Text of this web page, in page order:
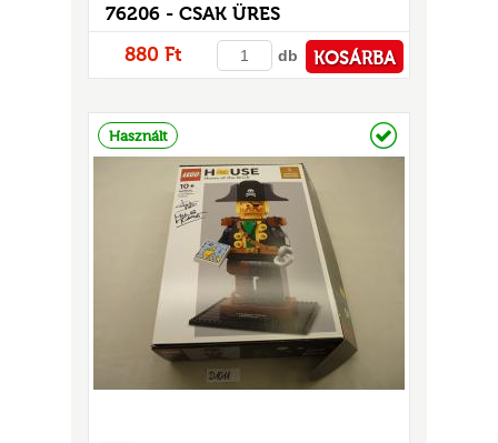
76206 - CSAK ÜRES
880 Ft db KOSÁRBA
Használt